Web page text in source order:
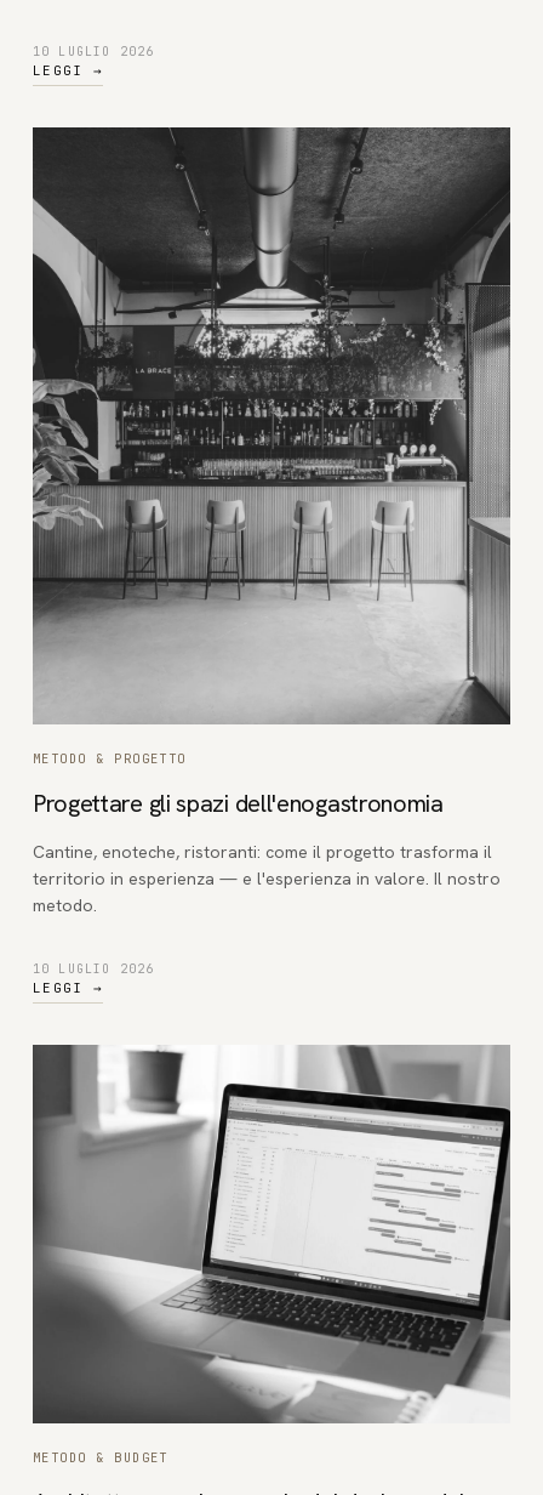
10 LUGLIO 2026
LEGGI →
METODO & PROGETTO
Progettare gli spazi dell'enogastronomia
Cantine, enoteche, ristoranti: come il progetto trasforma il
territorio in esperienza — e l'esperienza in valore. Il nostro
metodo.
10 LUGLIO 2026
LEGGI →
METODO & BUDGET